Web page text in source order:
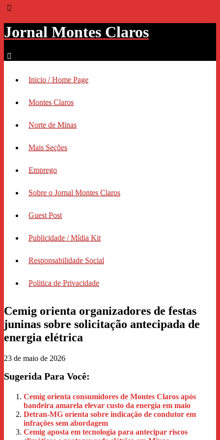
Jornal Montes Claros
Inicio / Home Page
Montes Claros
Norte de Minas
Mais Seções
Emprego
Sobre o Jornal Montes Claros
Guest Post
Publicidade / Mídia Kit
Responsabilidade Social
Politica de Privacidade
Cemig orienta organizadores de festas
juninas sobre solicitação antecipada de
energia elétrica
23 de maio de 2026
Sugerida Para Você:
Cemig orienta consumidores de Montes Claros após
bandeira amarela elevar custo da energia em maio
Detran-MG orienta sobre indicação de condutor em
infrações sem abordagem
Cemig aposta em tecnologia para antecipar riscos